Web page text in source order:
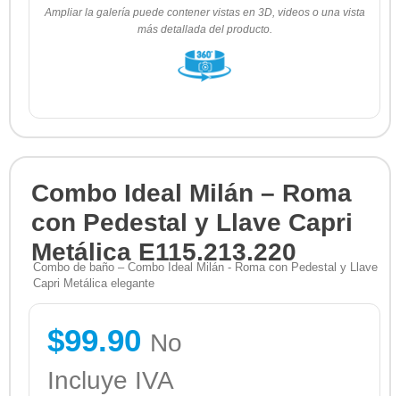
Ampliar la galería puede contener vistas en 3D, videos o una vista
más detallada del producto.
Combo Ideal Milán – Roma
con Pedestal y Llave Capri
Metálica E115.213.220
Combo de baño – Combo Ideal Milán - Roma con Pedestal y Llave
Capri Metálica elegante
$99.90 No
Incluye IVA